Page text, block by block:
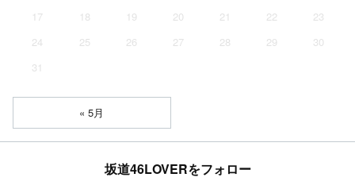
17
18 19 20 21 22
23
24
25 26 27 28 29
30
31
« 5月
坂道46LOVERをフォロー